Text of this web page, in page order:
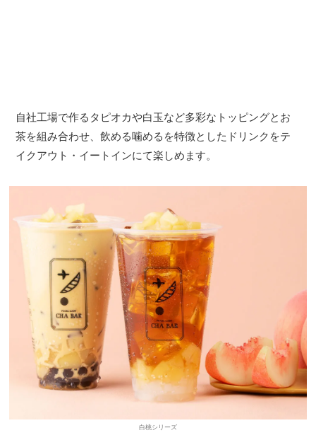
自社工場で作るタピオカや白玉など多彩なトッピングとお
茶を組み合わせ、飲める噛めるを特徴としたドリンクをテ
イクアウト・イートインにて楽しめます。
白桃シリーズ